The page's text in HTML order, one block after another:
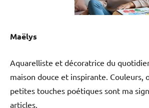
Braquez
faisceau
c'est parti pour
!Déballez,
Moving Mirror 6
pour être prêt
Maëlys
Aquarelliste et décoratrice du
maison douce et inspirante. Couleurs,
petites touches poétiques sont ma
articles.